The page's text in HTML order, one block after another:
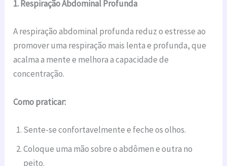
1. Respiração Abdominal Profunda
A respiração abdominal profunda reduz o estresse ao
promover uma respiração mais lenta e profunda, que
acalma a mente e melhora a capacidade de
concentração.
Como praticar:
Sente-se confortavelmente e feche os olhos.
Coloque uma mão sobre o abdômen e outra no
peito.